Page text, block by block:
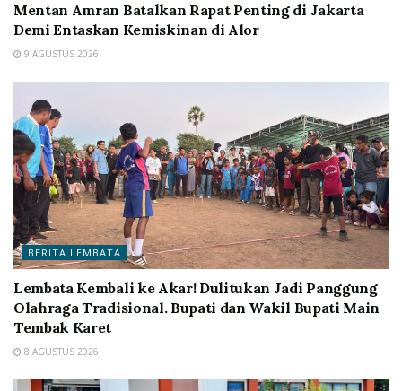
Mentan Amran Batalkan Rapat Penting di Jakarta
Demi Entaskan Kemiskinan di Alor
9 AGUSTUS 2026
BERITA LEMBATA
Lembata Kembali ke Akar! Dulitukan Jadi Panggung
Olahraga Tradisional. Bupati dan Wakil Bupati Main
Tembak Karet
8 AGUSTUS 2026